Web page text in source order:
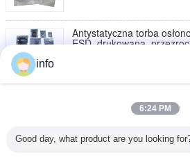
Antystatyczna torba
ESD, drukowana,
Opakowanie próżniowe
Zamknięcie opakowania
info
6:24 PM
Good day, what product are you looking